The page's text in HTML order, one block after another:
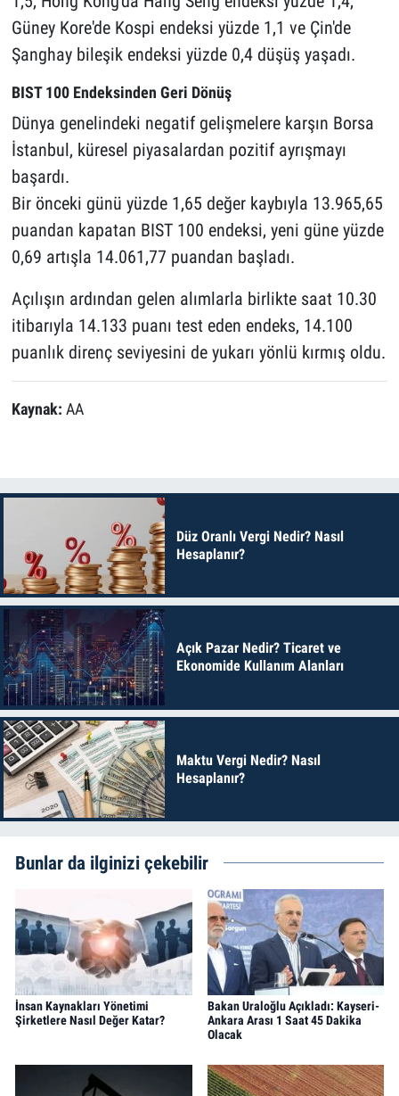
Güney Kore'de Kospi endeksi yüzde 1,1 ve Çin'de
Şanghay bileşik endeksi yüzde 0,4 düşüş yaşadı.
BIST 100 Endeksinden Geri Dönüş
Dünya genelindeki negatif gelişmelere karşın Borsa
İstanbul, küresel piyasalardan pozitif ayrışmayı
başardı.
Bir önceki günü yüzde 1,65 değer kaybıyla 13.965,65
puandan kapatan BIST 100 endeksi, yeni güne yüzde
0,69 artışla 14.061,77 puandan başladı.
Açılışın ardından gelen alımlarla birlikte saat 10.30
itibarıyla 14.133 puanı test eden endeks, 14.100
puanlık direnç seviyesini de yukarı yönlü kırmış oldu.
Kaynak: AA
Düz Oranlı Vergi Nedir? Nasıl
Hesaplanır?
Açık Pazar Nedir? Ticaret ve
Ekonomide Kullanım Alanları
Maktu Vergi Nedir? Nasıl
Hesaplanır?
Bunlar da ilginizi çekebilir
İnsan Kaynakları Yönetimi
Şirketlere Nasıl Değer Katar?
Bakan Uraloğlu Açıkladı: Kayseri-
Ankara Arası 1 Saat 45 Dakika
Olacak